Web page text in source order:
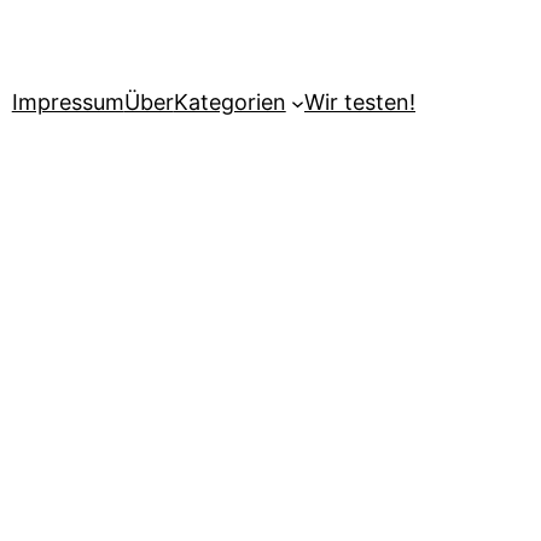
ImpressumÜberKategorien Wir testen!